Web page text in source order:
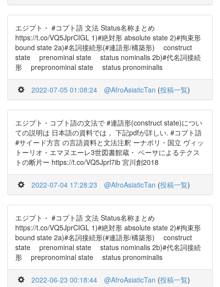
エジプト・ #コプト語 文法 Status名称まとめ
https://t.co/VQ5JprCIGL 1)#絶対形 absolute state 2)#拘束形
bound state 2a)#名詞接続形(#連語形/構築形) construct
state prenominal state status nominalis 2b)#代名詞接続
形 prepronominal state status pronominalis
2022-07-05 01:08:24 @AfroAsiaticTan (投稿一覧)
エジプト・コプト語の文法で #連語形(construct state)につい
ての説明は 日本語の資料では， 下記pdfが詳しい. #コプト語
#サイード方言 の言語資料と文法注釈 ーナポリ・国立 ヴィッ
トーリオ・エマヌエーレ3世図書館蔵・ ベーサによるテクス
トの断片ー https://t.co/VQ5Jprl7ib 宮川創2018
2022-07-04 17:28:23 @AfroAsiaticTan (投稿一覧)
エジプト・ #コプト語 文法 Status名称まとめ
https://t.co/VQ5JprCIGL 1)#絶対形 absolute state 2)#拘束形
bound state 2a)#名詞接続形(#連語形/構築形) construct
state prenominal state status nominalis 2b)#代名詞接続
形 prepronominal state status pronominalis
2022-06-23 00:18:44 @AfroAsiaticTan (投稿一覧)